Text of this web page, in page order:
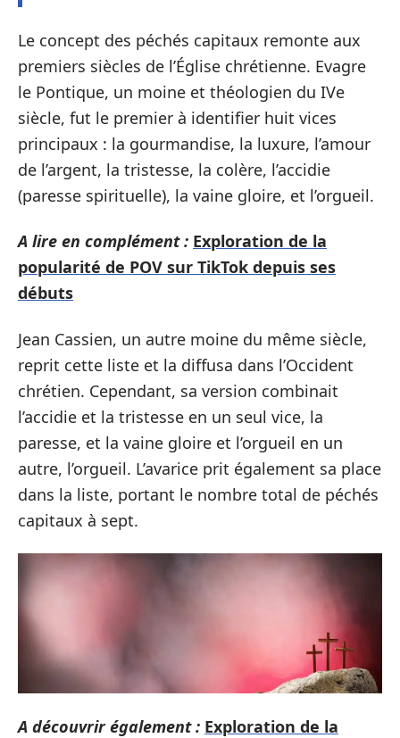
Le concept des péchés capitaux remonte aux
premiers siècles de l’Église chrétienne. Evagre
le Pontique, un moine et théologien du IVe
siècle, fut le premier à identifier huit vices
principaux : la gourmandise, la luxure, l’amour
de l’argent, la tristesse, la colère, l’accidie
(paresse spirituelle), la vaine gloire, et l’orgueil.
A lire en complément : Exploration de la
popularité de POV sur TikTok depuis ses
débuts
Jean Cassien, un autre moine du même siècle,
reprit cette liste et la diffusa dans l’Occident
chrétien. Cependant, sa version combinait
l’accidie et la tristesse en un seul vice, la
paresse, et la vaine gloire et l’orgueil en un
autre, l’orgueil. L’avarice prit également sa place
dans la liste, portant le nombre total de péchés
capitaux à sept.
A découvrir également : Exploration de la